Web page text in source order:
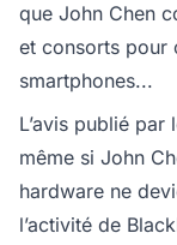
que John Chen
et consorts pour
smartphones...
L’avis publié
même si John
hardware ne
l’activité de